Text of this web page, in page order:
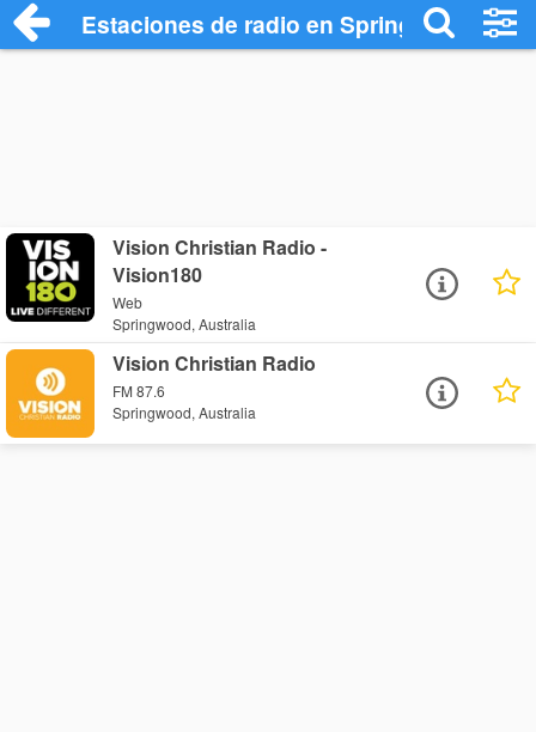
Estaciones de radio en Springwood -
Vision Christian Radio -
Vision180
Web
Springwood, Australia
Vision Christian Radio
FM 87.6
Springwood, Australia